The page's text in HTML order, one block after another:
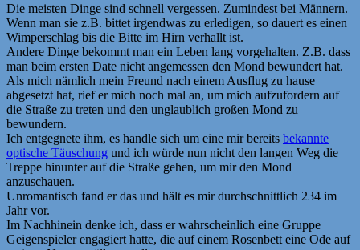
Die meisten Dinge sind schnell vergessen. Zumindest bei Männern.
Wenn man sie z.B. bittet irgendwas zu erledigen, so dauert es einen
Wimperschlag bis die Bitte im Hirn verhallt ist.
Andere Dinge bekommt man ein Leben lang vorgehalten. Z.B. dass
man beim ersten Date nicht angemessen den Mond bewundert hat.
Als mich nämlich mein Freund nach einem Ausflug zu hause
abgesetzt hat, rief er mich noch mal an, um mich aufzufordern auf
die Straße zu treten und den unglaublich großen Mond zu
bewundern.
Ich entgegnete ihm, es handle sich um eine mir bereits bekannte
optische Täuschung und ich würde nun nicht den langen Weg die
Treppe hinunter auf die Straße gehen, um mir den Mond
anzuschauen.
Unromantisch fand er das und hält es mir durchschnittlich 234 im
Jahr vor.
Im Nachhinein denke ich, dass er wahrscheinlich eine Gruppe
Geigenspieler engagiert hatte, die auf einem Rosenbett eine Ode auf